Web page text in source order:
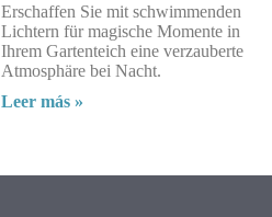
Erschaffen Sie mit schwimmenden
Lichtern für magische Momente in
Ihrem Gartenteich eine verzauberte
Atmosphäre bei Nacht.
Leer más »